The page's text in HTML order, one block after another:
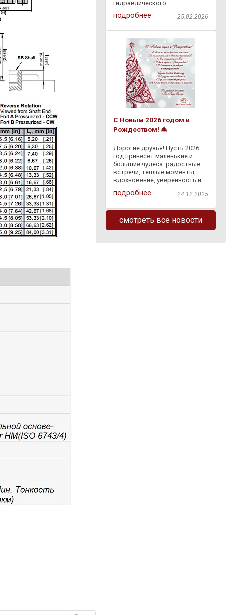
гидравлического
оборудования через
"Европочту" бесплатно по
платежом на ПВЗ "Европочты"
. Заказывайте
подробнее 25.02.2026
С Новым 2026 годом и
Рождеством! 🎄
Дорогие друзья! Пусть 2026
год принесёт маленькие и
большие чудеса: радостные
встречи, тёплые моменты,
вдохновение, уверенность и
светлые перемены. Пусть
сбывается задуманное, а
доброе — и в делах, и в жизни.
Спасибо, что
подробнее 24.12.2025
смотреть все новости